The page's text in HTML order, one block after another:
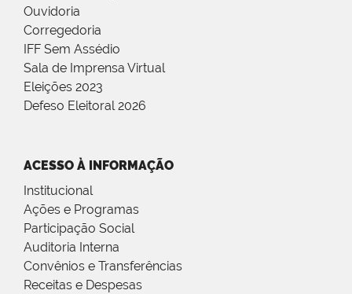
Ouvidoria
Corregedoria
IFF Sem Assédio
Sala de Imprensa Virtual
Eleições 2023
Defeso Eleitoral 2026
ACESSO À INFORMAÇÃO
Institucional
Ações e Programas
Participação Social
Auditoria Interna
Convênios e Transferências
Receitas e Despesas